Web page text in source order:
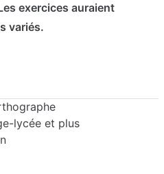
exercices auraient
variés.
lycée et plus